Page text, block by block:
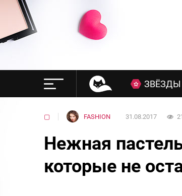
ЗВЁЗДЫ
▢ FASHION 31.08.2017
Нежная
которые не